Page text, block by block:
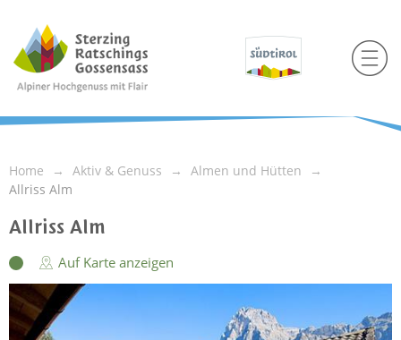
Home Aktiv & Genuss
Almen und Hütten
Allriss Alm
Allriss Alm
Auf Karte anzeigen